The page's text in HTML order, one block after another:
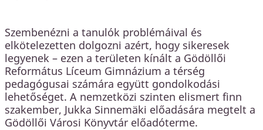
Szembenézni a tanulók problémáival és
elkötelezetten dolgozni azért, hogy sikeresek
legyenek – ezen a területen kínált a Gödöllői
Református Líceum Gimnázium a térség
pedagógusai számára együtt gondolkodási
lehetőséget. A nemzetközi szinten elismert finn
szakember, Jukka Sinnemäki előadására megtelt a
Gödöllői Városi Könyvtár előadóterme.